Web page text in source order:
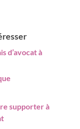
d’avocat à
supporter à